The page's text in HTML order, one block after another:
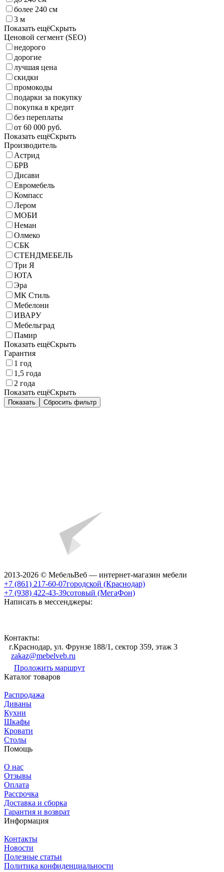
более 240 см
3 м
Показать ещёСкрыть
Ценовой сегмент (SEO)
недорого
дорогие
лучшая цена
скидки
промокоды
подарки за покупку
покупка в кредит
без переплаты
от 60 000 руб.
Показать ещёСкрыть
Производитель
Астрид
БРВ
Дисави
Евромебель
Компасс
Лером
МОБИ
Неман
Олмеко
СБК
СТЕНДМЕБЕЛЬ
Три Я
ЮТА
Эра
МК Стиль
Мебелони
ИВАРУ
Мебельград
Памир
Показать ещёСкрыть
Гарантия
1 год
1,5 года
2 года
Показать ещёСкрыть
Показать Сбросить фильтр
2013-2026 © МебельВеб — интернет-магазин мебели
+7 (861) 217-60-07городской (Краснодар)
+7 (938) 422-43-39сотовый (МегаФон)
Написать в мессенджеры:
Контакты:
г.Краснодар, ул. Фрунзе 188/1, сектор 359, этаж 3
zakaz@mebelveb.ru
Проложить маршрут
Каталог товаров
Распродажа
Диваны
Кухни
Шкафы
Кровати
Столы
Помощь
О нас
Отзывы
Оплата
Рассрочка
Доставка и сборка
Гарантия и возврат
Информация
Контакты
Новости
Полезные статьи
Политика конфиденциальности